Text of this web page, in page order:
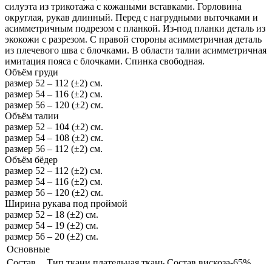
силуэта из трикотажа с кожаными вставками. Горловина
округлая, рукав длинный. Перед с нагрудными выточками и
асимметричным подрезом с планкой. Из-под планки деталь из
экокожи с разрезом. С правой стороны асимметричная деталь
из плечевого шва с блочками. В области талии асимметричная
имитация пояса с блочками. Спинка свободная.
Объём груди
размер 52 – 112 (±2) см.
размер 54 – 116 (±2) см.
размер 56 – 120 (±2) см.
Объём талии
размер 52 – 104 (±2) см.
размер 54 – 108 (±2) см.
размер 56 – 112 (±2) см.
Объём бёдер
размер 52 – 112 (±2) см.
размер 54 – 116 (±2) см.
размер 56 – 120 (±2) см.
Ширина рукава под проймой
размер 52 – 18 (±2) см.
размер 54 – 19 (±2) см.
размер 56 – 20 (±2) см.
Основные